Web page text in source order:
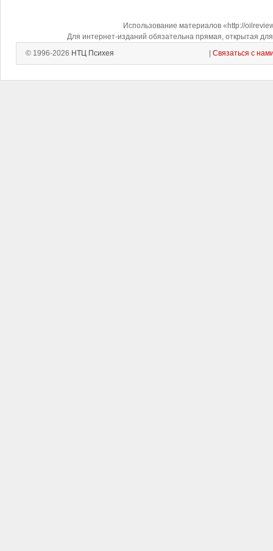
Использование материалов «http://
Для интернет-изданий обязательна прямая, открытая
© 1996-2026 НТЦ Психея Связаться с